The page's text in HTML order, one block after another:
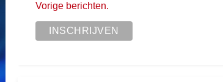
Vorige berichten.